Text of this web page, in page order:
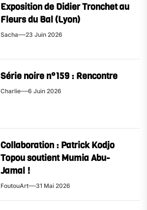
Exposition de Didier Tronchet au
Fleurs du Bal (Lyon)
Sacha 23 Juin 2026
Série noire n°159 : Rencontre
Charlie 6 Juin 2026
Collaboration : Patrick Kodjo
Topou soutient Mumia Abu-
Jamal !
FoutouArt 31 Mai 2026